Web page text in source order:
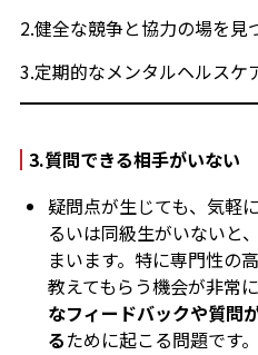
2.健全な競争と協力の場を見
3.定期的なメンタルヘルスケ
3.質問できる相手がいない
疑問点が生じても、気軽
るいは同級生がいないと
まいます。特に専門性の
教えてもらう機会が非常
なフィードバックや質問
るために起こる問題です。